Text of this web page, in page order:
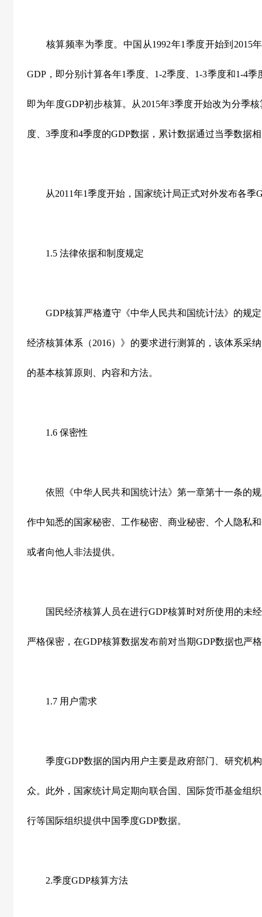
核算频率为季度。中国从1992年1季度开始到2015
GDP，即分别计算各年1季度、1-2季度、1-3季度和1-4
即为年度GDP初步核算。从2015年3季度开始改为分季
度、3季度和4季度的GDP数据，累计数据通过当季数据
从2011年1季度开始，国家统计局正式对外发布各季
1.5 法律依据和制度规定
GDP核算严格遵守《中华人民共和国统计法》的规定
经济核算体系（2016）》的要求进行测算的，该体系采
的基本核算原则、内容和方法。
1.6 保密性
依照《中华人民共和国统计法》第一章第十一条的规
作中知悉的国家秘密、工作秘密、商业秘密、个人隐私
或者向他人非法提供。
国民经济核算人员在进行GDP核算时对所使用的未经
严格保密，在GDP核算数据发布前对当期GDP数据也严
1.7 用户需求
季度GDP数据的国内用户主要是政府部门、研究机构
众。此外，国家统计局定期向联合国、国际货币基金组
行等国际组织提供中国季度GDP数据。
2.季度GDP核算方法